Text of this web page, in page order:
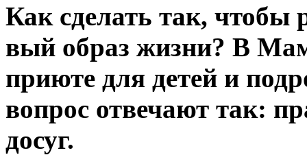
Как сделать так, чтобы
вый образ жизни? В
приюте для детей и
вопрос отвечают так:
досуг.